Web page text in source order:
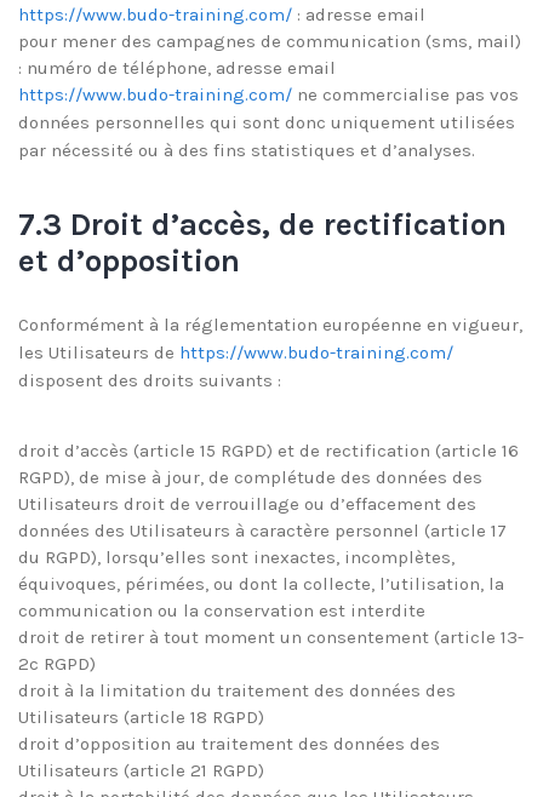
https://www.budo-training.com/ : adresse email
pour mener des campagnes de communication (sms, mail)
: numéro de téléphone, adresse email
https://www.budo-training.com/ ne commercialise pas vos
données personnelles qui sont donc uniquement utilisées
par nécessité ou à des fins statistiques et d’analyses.
7.3 Droit d’accès, de rectification
et d’opposition
Conformément à la réglementation européenne en vigueur,
les Utilisateurs de https://www.budo-training.com/
disposent des droits suivants :
droit d’accès (article 15 RGPD) et de rectification (article 16
RGPD), de mise à jour, de complétude des données des
Utilisateurs droit de verrouillage ou d’effacement des
données des Utilisateurs à caractère personnel (article 17
du RGPD), lorsqu’elles sont inexactes, incomplètes,
équivoques, périmées, ou dont la collecte, l’utilisation, la
communication ou la conservation est interdite
droit de retirer à tout moment un consentement (article 13-
2c RGPD)
droit à la limitation du traitement des données des
Utilisateurs (article 18 RGPD)
droit d’opposition au traitement des données des
Utilisateurs (article 21 RGPD)